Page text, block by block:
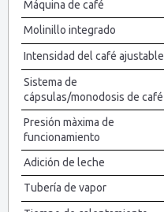
Máquina de café
Molinillo integrado
Intensidad del café ajustable
Sistema de
cápsulas/monodosis de café
Presión màxima de
funcionamiento
Adición de leche
Tubería de vapor